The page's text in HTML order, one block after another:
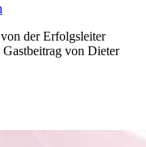
der Erfolgsleiter
von Dieter